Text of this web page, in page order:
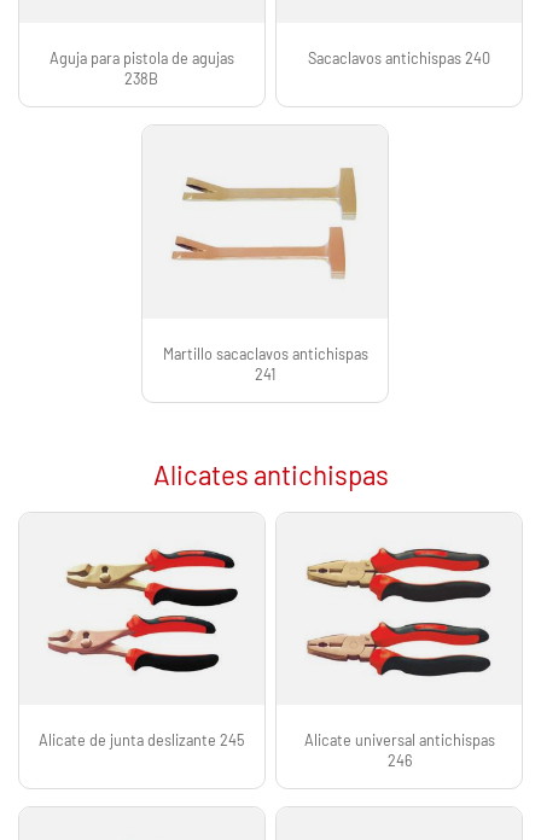
Aguja para pistola de agujas
238B
Sacaclavos antichispas 240
Martillo sacaclavos antichispas
241
Alicates antichispas
Alicate de junta deslizante 245
Alicate universal antichispas
246